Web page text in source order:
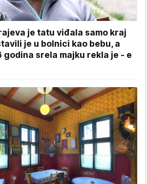
je tatu viđala samo kraj
je u bolnici kao bebu, a
godina srela majku rekla je - e